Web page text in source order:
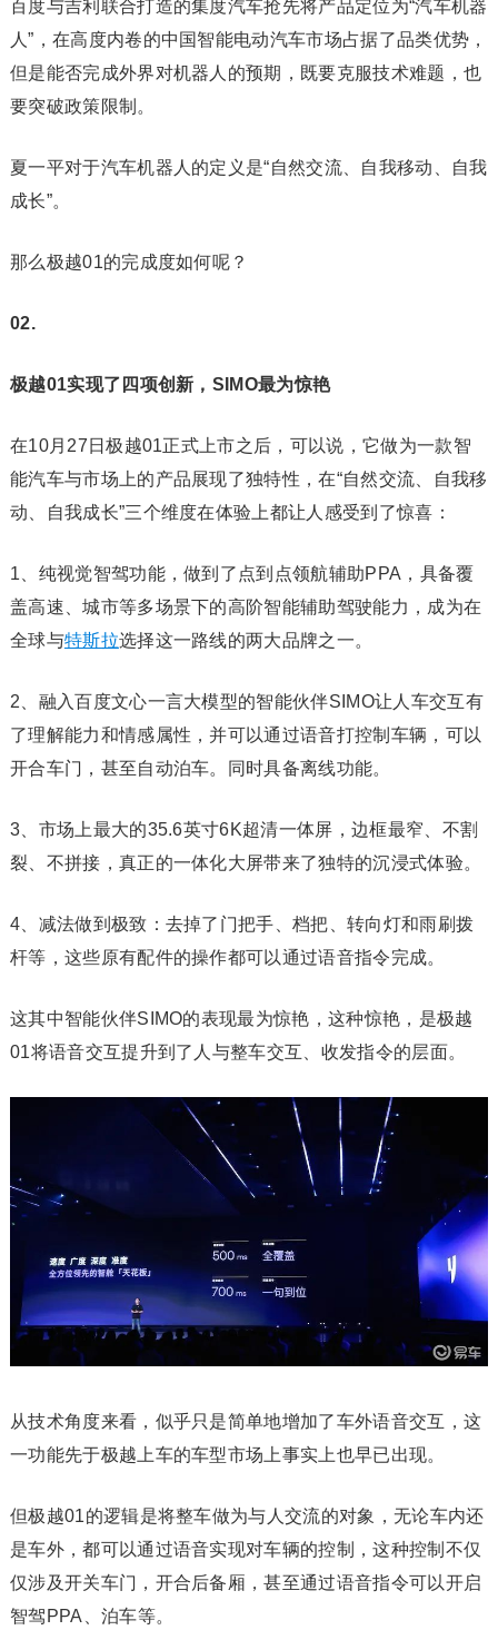
百度与吉利联合打造的集度汽车抢先将产品定位为“汽车机器
人”，在高度内卷的中国智能电动汽车市场占据了品类优势，
但是能否完成外界对机器人的预期，既要克服技术难题，也
要突破政策限制。
夏一平对于汽车机器人的定义是“自然交流、自我移动、自我
成长”。
那么极越01的完成度如何呢？‍‍‍
02.
极越01实现了四项创新，SIMO最为惊艳
在10月27日极越01正式上市之后，可以说，它做为一款智
能汽车与市场上的产品展现了独特性，在“自然交流、自我移
动、自我成长”三个维度在体验上都让人感受到了惊喜：
1、纯视觉智驾功能，做到了点到点领航辅助PPA，具备覆
盖高速、城市等多场景下的高阶智能辅助驾驶能力，成为在
全球与特斯拉选择这一路线的两大品牌之一。
2、融入百度文心一言大模型的智能伙伴SIMO让人车交互有
了理解能力和情感属性，并可以通过语音打控制车辆，可以
开合车门，甚至自动泊车。同时具备离线功能。‍
3、市场上最大的35.6英寸6K超清一体屏，边框最窄、不割
裂、不拼接，真正的一体化大屏带来了独特的沉浸式体验。
4、减法做到极致：去掉了门把手、档把、转向灯和雨刷拨
杆等，这些原有配件的操作都可以通过语音指令完成。‍‍‍‍‍‍
这其中智能伙伴SIMO的表现最为惊艳，这种惊艳，是极越
01将语音交互提升到了人与整车交互、收发指令的层面。‍‍‍‍‍‍‍‍‍‍‍‍‍‍‍
从技术角度来看，似乎只是简单地增加了车外语音交互，这
一功能先于极越上车的车型市场上事实上也早已出现。 ‍‍‍‍‍‍‍‍
但极越01的逻辑是将整车做为与人交流的对象，无论车内还
是车外，都可以通过语音实现对车辆的控制，这种控制不仅
仅涉及开关车门，开合后备厢，甚至通过语音指令可以开启
智驾PPA、泊车等。